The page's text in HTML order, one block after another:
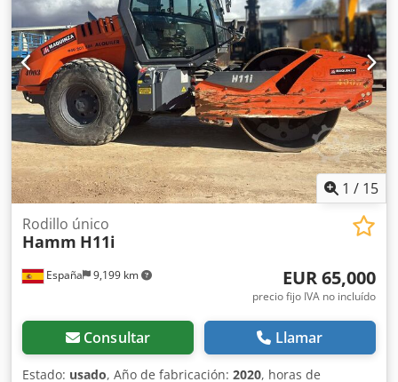
una apisonadora de ruedas y un solo tambor de 16
toneladas. Este versátil compactador se adapta sin
problema a cualquier lugar del trabajo, proporcionando
resultados de compactación y apisonamiento líderes del
sector en obras pequeñas o medianas, en trabajos de
construcción de infraestructura de transporte como
carreteras o construcción de edificios. El rodillo
compactador de ocasión BW216 D5 tiene un peso de
15.990 kg. y una anchura de tambor de 2,13 m. Ancho de
tambor: 2.130 mm Diámetro de tambor: 1.500 mm
Capacidad de depósito: 250 l Amplitud: 2,10/1,10 mm CE
1 / 15
España 9,199 km
Rodillo único
Hamm H11i
EUR 65,000
precio fijo IVA no incluído
Consultar Llamar
Estado: usado, Año de fabricación: 2020, horas de